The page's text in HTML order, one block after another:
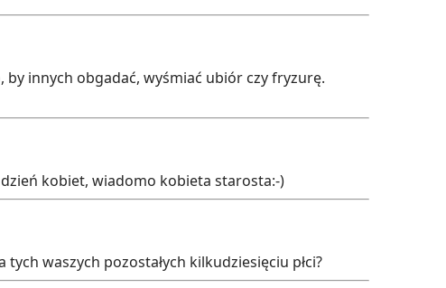
by innych obgadać, wyśmiać ubiór czy fryzurę.
kobiet, wiadomo kobieta starosta:-)
waszych pozostałych kilkudziesięciu płci?